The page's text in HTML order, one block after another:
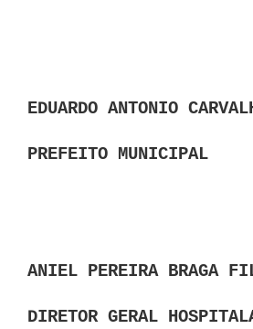
EDUARDO ANTONIO
PREFEITO MUNICIPAL
ANIEL PEREIRA BRAGA
DIRETOR GERAL